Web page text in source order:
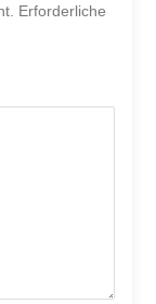
Erforderliche